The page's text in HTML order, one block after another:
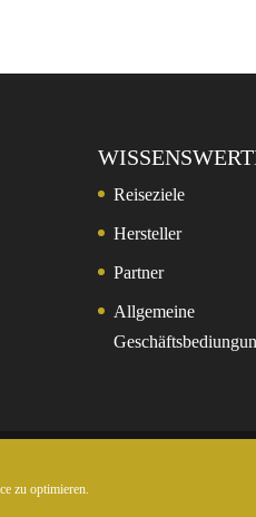
zu optimieren.
Reiseziele
Hersteller
Partner
Allgemeine